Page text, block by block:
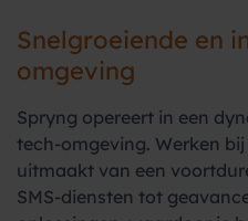
Snelgroeiende en
omgeving
Spryng opereert in een
tech-omgeving. Werken
uitmaakt van een
SMS-diensten tot